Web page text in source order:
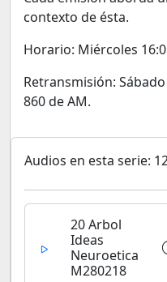
contexto de ésta.
Horario: Miércoles
Retransmisión:
860 de AM.
Audios en esta serie:
20 Arbol
Ideas
Neuroetica
M280218